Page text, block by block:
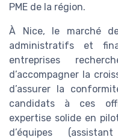
PME de la région.
À Nice, le marché
administratifs et
entreprises
d’accompagner la
d’assurer la
candidats à ces
expertise solide en
d’équipes